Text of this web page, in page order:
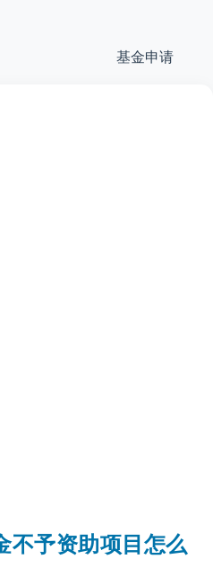
基金申请
不予资助项目怎么